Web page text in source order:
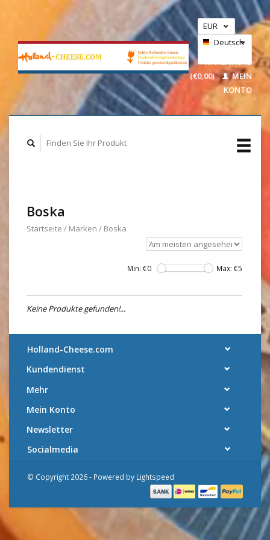
EUR
GBPDeutsch
Nederlands
IHR
WARENKORB
(€0,00)
MEIN
KONTO
Boska
Startseite / Marken / Boska
Min: €0 Max: €5
Keine Produkte gefunden!...
Holland-Cheese.com
Kundendienst
Mehr
Mein Konto
Newsletter
Socialmedia
© Copyright 2026 - Powered by Lightspeed